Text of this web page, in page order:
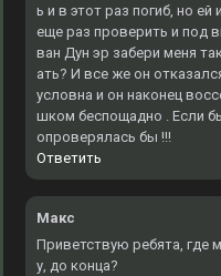
ь и в этот раз погиб, но
еще раз проверить и под
ван Дун эр забери меня
ать? И все же он
условна и он наконец
шком беспощадно . Если
опроверялась бы !!!
Ответить
Макс
Приветствую ребята, где
у, до конца?